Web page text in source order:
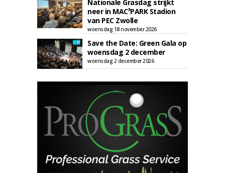
Nationale Grasdag strijkt
neer in MAC³PARK Stadion
van PEC Zwolle
woensdag 18 november 2026
Save the Date: Green Gala op
woensdag 2 december
woensdag 2 december 2026